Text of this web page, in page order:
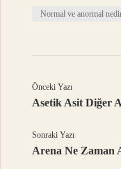
Normal ve anormal
Önceki Yazı
Asetik Asit Diğer
Sonraki Yazı
Arena Ne Zaman